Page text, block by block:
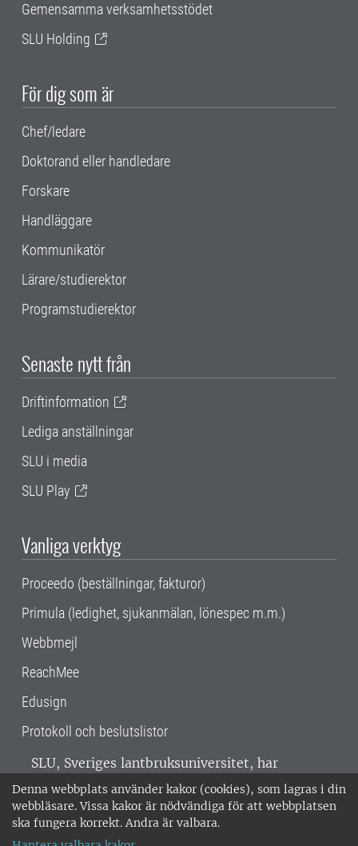
Denna webbplats använder kakor (cookies), som lagras i din
webbläsare. Vissa kakor är nödvändiga för att webbplatsen
ska fungera korrekt. Andra är valbara.
Gemensamma verksamhetsstödet
SLU Holding
För dig som är
Chef/ledare
Doktorand eller handledare
Forskare
Handläggare
Kommunikatör
Lärare/studierektor
Programstudierektor
Senaste nytt från
Driftinformation
Lediga anställningar
SLU i media
SLU Play
Vanliga verktyg
Proceedo (beställningar, fakturor)
Primula (ledighet, sjukanmälan, lönespec m.m.)
Webbmejl
ReachMee
Edusign
Protokoll och beslutslistor
SLU, Sveriges lantbruksuniversitet, har
verksamhet över hela Sverige. Huvudorter är
Alnarp, Uppsala och Umeå.SLU är
miljöcertifierat enligt ISO 14001. •
018-67 10 00 • Org nr: 202100-2817 •